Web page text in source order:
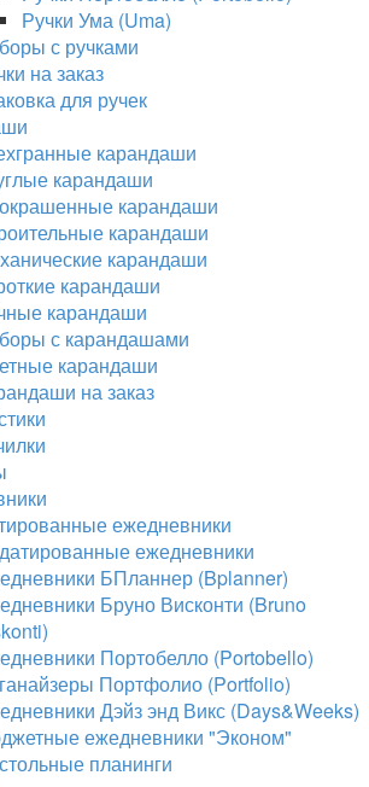
Ручки Ума (Uma)
с ручками
на заказ
для ручек
карандаши
карандаши
карандаши
карандаши
карандаши
карандаши
карандаши
с карандашами
карандаши
на заказ
ежедневники
ежедневники
БПланнер (Bplanner)
Бруно Висконти (Bruno
Портобелло (Portobello)
Портфолио (Portfolio)
Дэйз энд Викс (Days&Weeks)
ежедневники "Эконом"
планинги